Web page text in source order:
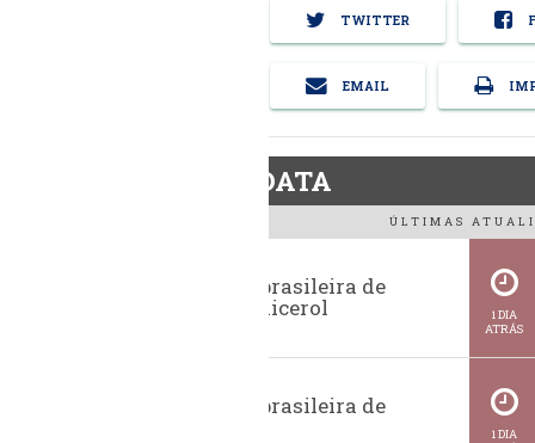
TWITTER
EMAIL
BiodieselDATA
ÚLTIMAS
Exportação brasileira de
glicerina e glicerol
1 DIA
ATRÁS
Exportação brasileira de
1 DIA